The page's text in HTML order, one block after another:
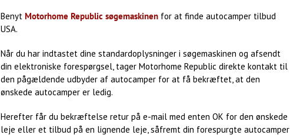
Benyt Motorhome Republic søgemaskinen for at finde autocamper tilbud
USA.
Når du har indtastet dine standardoplysninger i søgemaskinen og afsendt
din elektroniske forespørgsel, tager Motorhome Republic direkte kontakt til
den pågældende udbyder af autocamper for at få bekræftet, at den
ønskede autocamper er ledig.
Herefter får du bekræftelse retur på e-mail med enten OK for den ønskede
leje eller et tilbud på en lignende leje, såfremt din forespurgte autocamper